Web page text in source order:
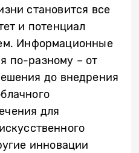
становится все
и потенциал
Информационные
по-разному – от
до внедрения
для
инновации